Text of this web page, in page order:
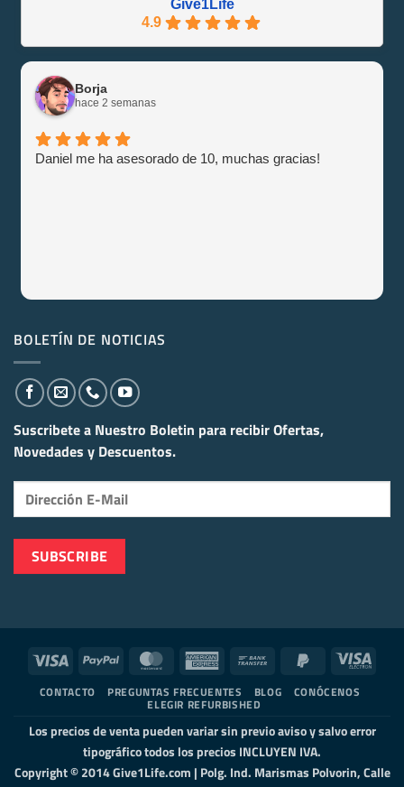
Give1Life
4.9
Borja
hace 2 semanas
Daniel me ha asesorado de 10, muchas gracias!
BOLETÍN DE NOTICIAS
Suscribete a Nuestro Boletin para recibirOfertas,
Novedades y Descuentos.
Visa PayPal MasterCard American
PayPal
Visa
CONTACTO PREGUNTAS FRECUENTES BLOG CONÓCENOS
ELEGIR REFURBISHED
Los precios de venta pueden variar sin previo aviso y salvo error
tipográfico todos los precios INCLUYEN IVA.
Copyright © 2014 Give1Life.com | Polg. Ind. Marismas Polvorin, Calle